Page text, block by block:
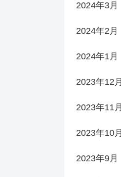
2024年3月
2024年2月
2024年1月
2023年12月
2023年11月
2023年10月
2023年9月